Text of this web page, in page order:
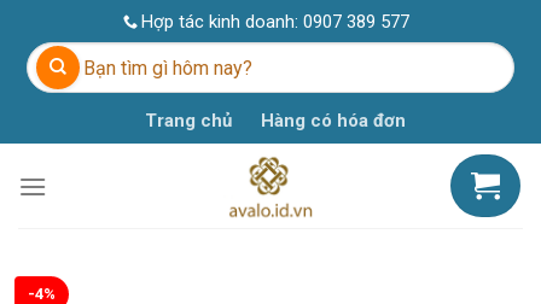
content
Hợp tác kinh doanh: 0907 389 577
Tìm
kiếm:
Trang chủ Hàng có hóa đơn
-4%